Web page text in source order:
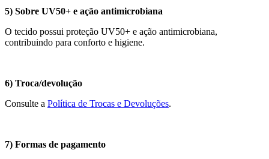
5) Sobre UV50+ e ação antimicrobiana
O tecido possui proteção UV50+ e ação antimicrobiana,
contribuindo para conforto e higiene.
6) Troca/devolução
Consulte a Política de Trocas e Devoluções.
7) Formas de pagamento